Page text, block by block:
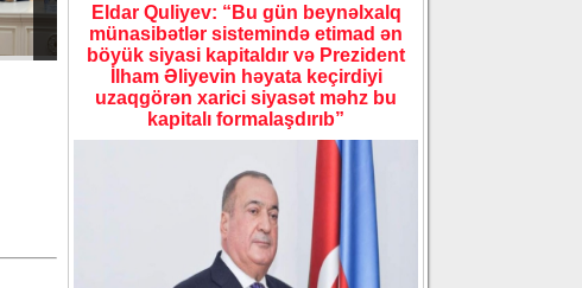
Eldar Quliyev: “Bu gün beynəlxalq
münasibətlər sistemində etimad ən
böyük siyasi kapitaldır və Prezident
İlham Əliyevin həyata keçirdiyi
uzaqgörən xarici siyasət məhz bu
kapitalı formalaşdırıb”